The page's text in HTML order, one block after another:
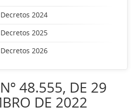
Decretos 2024
Decretos 2025
Decretos 2026
48.555, DE 29
DE 2022